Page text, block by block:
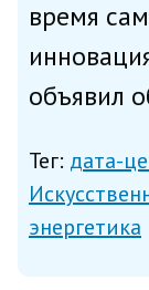
время
объявил
его
Тег: дата-
энергетика